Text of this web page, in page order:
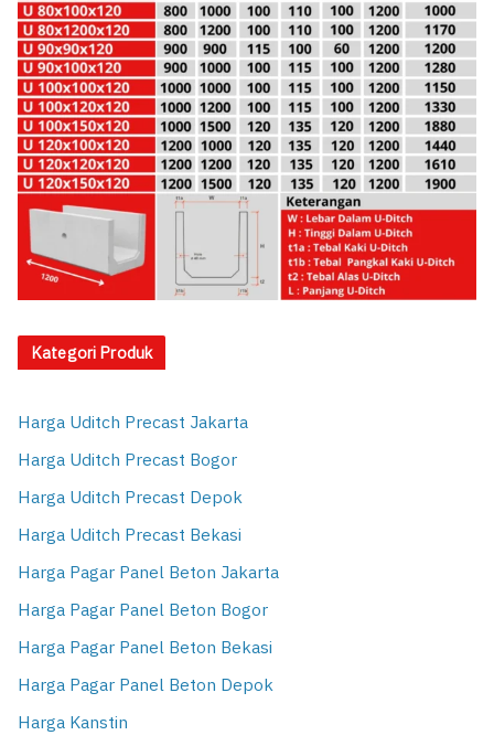
Kategori Produk
Harga Uditch Precast Jakarta
Harga Uditch Precast Bogor
Harga Uditch Precast Depok
Harga Uditch Precast Bekasi
Harga Pagar Panel Beton Jakarta
Harga Pagar Panel Beton Bogor
Harga Pagar Panel Beton Bekasi
Harga Pagar Panel Beton Depok
Harga Kanstin